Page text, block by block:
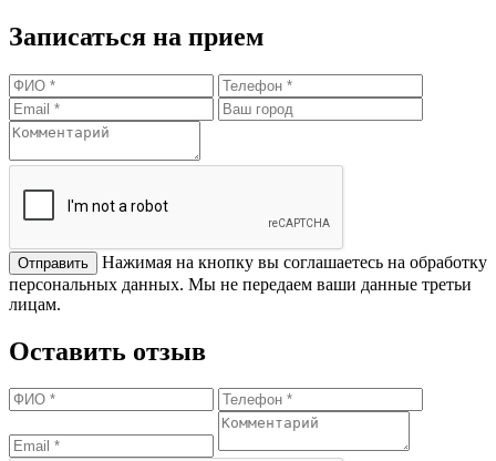
Записаться на прием
Нажимая на кнопку вы соглашаетесь на обработку
персональных данных. Мы не передаем ваши данные третьи
лицам.
Оставить отзыв